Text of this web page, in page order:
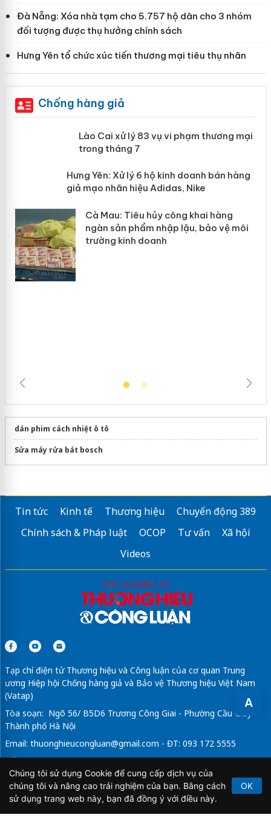
A
Đà Nẵng: Xóa nhà tạm cho 5.757 hộ dân cho 3 nhóm
đối tượng được thụ hưởng chính sách
Hưng Yên tổ chức xúc tiến thương mại tiêu thụ nhãn
Chống hàng giả
Lào Cai xử lý 83 vụ vi phạm thương
mại trong tháng 7
Hưng Yên: Xử lý 6 hộ kinh doanh bán
hàng giả mạo nhãn hiệu Adidas, Nike
dán phim cách nhiệt ô tô
Sửa máy rửa bát bosch
Tin tức Kinh tế Thương hiệu
Chuyển động 389
Chính sách & Pháp luật
OCOP Tư vấn
Xã hội
Videos
Tạp chí điện tử Thương hiệu và Công luận của cơ quan Trung
ương Hiệp hội Chống hàng giả và Bảo vệ Thương hiệu Việt Nam
(Vatap)
Tòa soạn: Ngõ 56/ B5D6 Trương Công Giai - Phường Cầu Giấy -
Thành phố Hà Nội
Email: thuonghieucongluan@gmail.com - ĐT: 093 172 5555
Tổng Biên Tập: Vũ Đức Thuận
Giấy phép hoạt động báo chí điện tử số 64/GP-BTTTT do Bộ
Thông tin và Truyền thông cấp ngày 21/2/2020.
Chúng tôi sử dụng Cookie để cung cấp dịch vụ của
chúng tôi và nâng cao trải nghiệm của bạn. Bằng cách
sử dụng trang web này, bạn đã đồng ý với điều này.
OK